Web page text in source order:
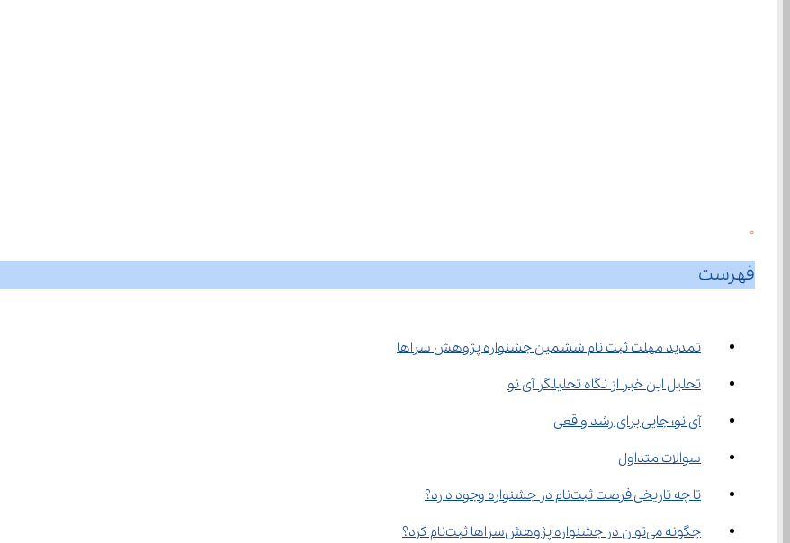
0
فهرست
تمدید مهلت ثبت نام ششمین جشنواره پژوهش سراها
تحلیل این خبر از نگاه تحلیلگر آی نو
آی نو؛ جایی برای رشد واقعی
سوالات متداول
تا چه تاریخی فرصت ثبت‌نام در جشنواره وجود دارد؟
چگونه می‌توان در جشنواره پژوهش‌سراها ثبت‌نام کرد؟